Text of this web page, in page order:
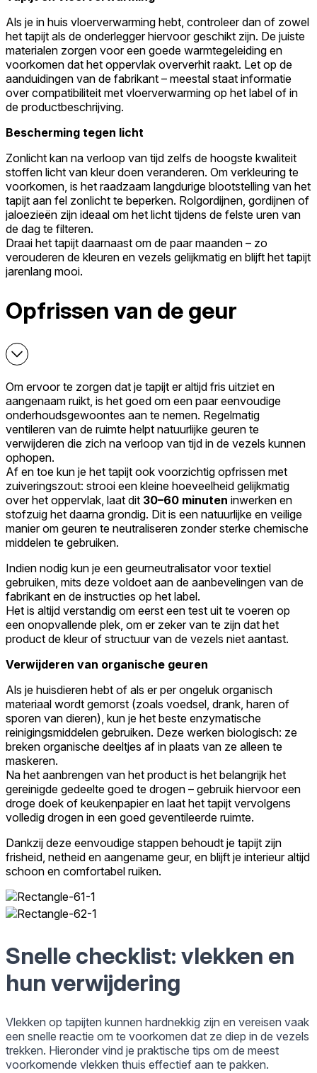
Als je in huis vloerverwarming hebt, controleer dan of zowel
het tapijt als de onderlegger hiervoor geschikt zijn. De juiste
materialen zorgen voor een goede warmtegeleiding en
voorkomen dat het oppervlak oververhit raakt. Let op de
aanduidingen van de fabrikant – meestal staat informatie
over compatibiliteit met vloerverwarming op het label of in
de productbeschrijving.
Bescherming tegen licht
Zonlicht kan na verloop van tijd zelfs de hoogste kwaliteit
stoffen licht van kleur doen veranderen. Om verkleuring te
voorkomen, is het raadzaam langdurige blootstelling van het
tapijt aan fel zonlicht te beperken. Rolgordijnen, gordijnen of
jaloezieën zijn ideaal om het licht tijdens de felste uren van
de dag te filteren.
Draai het tapijt daarnaast om de paar maanden – zo
verouderen de kleuren en vezels gelijkmatig en blijft het tapijt
jarenlang mooi.
Opfrissen van de geur
Om ervoor te zorgen dat je tapijt er altijd fris uitziet en
aangenaam ruikt, is het goed om een paar eenvoudige
onderhoudsgewoontes aan te nemen. Regelmatig
ventileren van de ruimte helpt natuurlijke geuren te
verwijderen die zich na verloop van tijd in de vezels kunnen
ophopen.
Af en toe kun je het tapijt ook voorzichtig opfrissen met
zuiveringszout: strooi een kleine hoeveelheid gelijkmatig
over het oppervlak, laat dit 30–60 minuten inwerken en
stofzuig het daarna grondig. Dit is een natuurlijke en veilige
manier om geuren te neutraliseren zonder sterke chemische
middelen te gebruiken.
Indien nodig kun je een geurneutralisator voor textiel
gebruiken, mits deze voldoet aan de aanbevelingen van de
fabrikant en de instructies op het label.
Het is altijd verstandig om eerst een test uit te voeren op
een onopvallende plek, om er zeker van te zijn dat het
product de kleur of structuur van de vezels niet aantast.
Verwijderen van organische geuren
Als je huisdieren hebt of als er per ongeluk organisch
materiaal wordt gemorst (zoals voedsel, drank, haren of
sporen van dieren), kun je het beste enzymatische
reinigingsmiddelen gebruiken. Deze werken biologisch: ze
breken organische deeltjes af in plaats van ze alleen te
maskeren.
Na het aanbrengen van het product is het belangrijk het
gereinigde gedeelte goed te drogen – gebruik hiervoor een
droge doek of keukenpapier en laat het tapijt vervolgens
volledig drogen in een goed geventileerde ruimte.
Dankzij deze eenvoudige stappen behoudt je tapijt zijn
frisheid, netheid en aangename geur, en blijft je interieur altijd
schoon en comfortabel ruiken.
Snelle checklist: vlekken en
hun verwijdering
Vlekken op tapijten kunnen hardnekkig zijn en vereisen vaak
een snelle reactie om te voorkomen dat ze diep in de vezels
trekken. Hieronder vind je praktische tips om de meest
voorkomende vlekken thuis effectief aan te pakken.